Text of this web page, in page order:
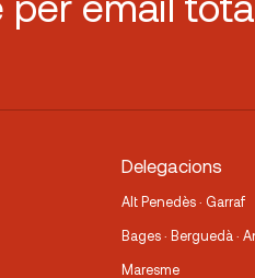
Delegacions
Alt Penedès · Garraf
Bages · Berguedà ·
Maresme